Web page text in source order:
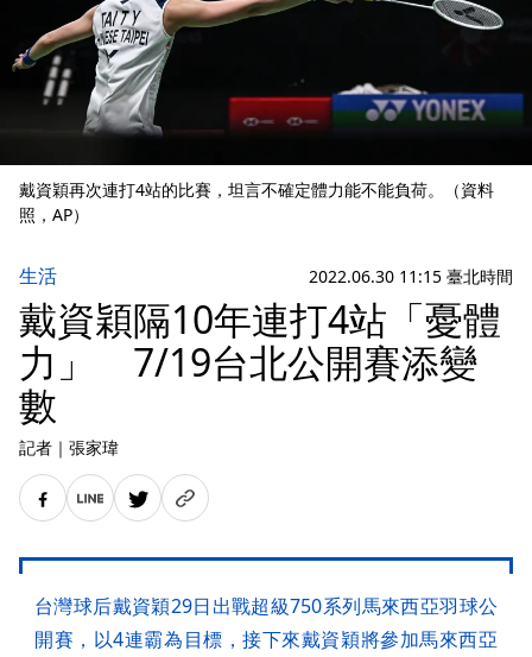
戴資穎再次連打4站的比賽，坦言不確定體力能不能負荷。（資料
照，AP）
生活 2022.06.30 11:15 臺北時間
戴資穎隔10年連打4站「憂體
力」 7/19台北公開賽添變
數
記者 ｜ 張家瑋
台灣球后戴資穎29日出戰超級750系列馬來西亞羽球公
開賽，以4連霸為目標，接下來戴資穎將參加馬來西亞